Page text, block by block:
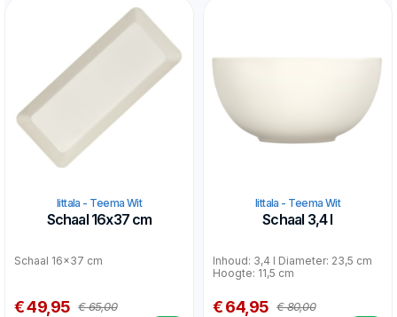
Iittala - Teema Wit
Schaal 16x37 cm
Schaal 16x37 cm
€ 49,95 € 65,00
Iittala - Teema Wit
Schaal 3,4 l
Inhoud: 3,4 l Diameter: 23,5 cm
Hoogte: 11,5 cm
€ 64,95 € 80,00